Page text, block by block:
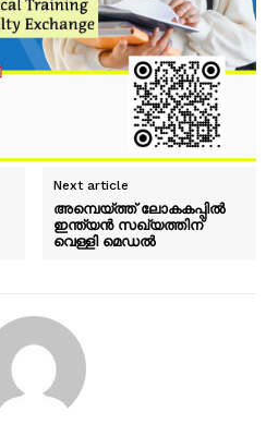
Next article
അമ്പെയ്ത്ത് ലോകകപ്പിൽ
ഇന്ത്യൻ സഖ്യത്തിന്
വെള്ളി മെഡൽ